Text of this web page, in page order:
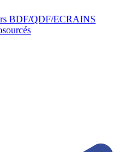
BDF/QDF/ECRAINS